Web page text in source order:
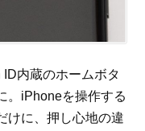
内蔵のホームボタ
。iPhoneを操作する
けに、押し心地の違